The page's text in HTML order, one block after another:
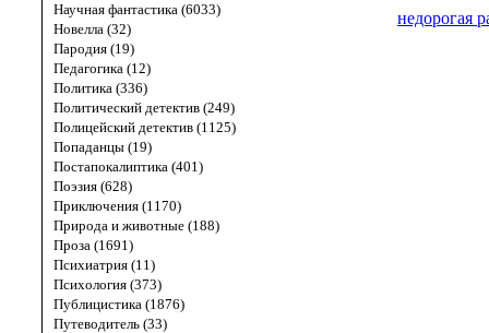
Научная фантастика (6033)
Новелла (32)
Пародия (19)
Педагогика (12)
Политика (336)
Политический детектив (249)
Полицейский детектив (1125)
Попаданцы (19)
Постапокалиптика (401)
Поэзия (628)
Приключения (1170)
Природа и животные (188)
Проза (1691)
Психиатрия (11)
Психология (373)
Публицистика (1876)
Путеводитель (33)
недорогая